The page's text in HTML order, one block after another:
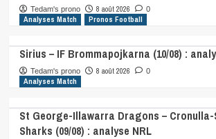
Tedam's prono 8 août 2026 0
Analyses Match Pronos Football
Sirius – IF Brommapojkarna (10/08) :
Tedam's prono 8 août 2026 0
Analyses Match
St George-Illawarra Dragons –
Sharks (09/08) : analyse NRL